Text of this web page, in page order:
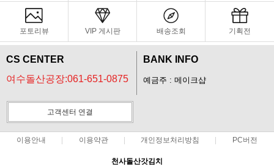
포토리뷰 VIP 게시판 배송조회 기획전
CS CENTER
여수돌산공장:061-651-0875
BANK INFO
예금주 : 메이크샵
고객센터 연결
이용안내 이용약관 개인정보처리방침 PC버전
천사돌산갓김치